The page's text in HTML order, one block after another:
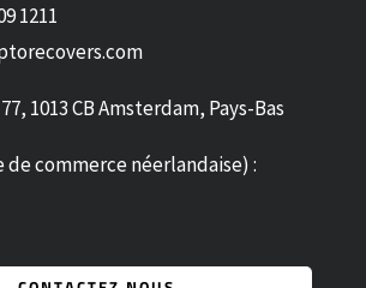
1211
1013 CB Amsterdam, Pays-Bas
de commerce néerlandaise) :